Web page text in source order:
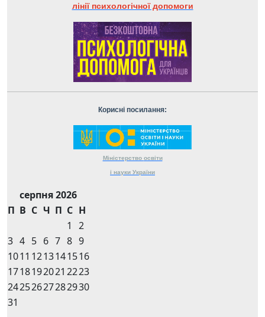
лінії психологічної допомоги
Корисні посилання:
Міністерство освіти
і науки України
серпня 2026
П В С Ч П С Н
1
2
3 4 5 6 7 8 9
1011 1213141516
1718192021 2223
24252627282930
31